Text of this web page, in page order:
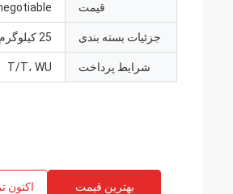
قیمت
جزئیات بسته بندی 25 کیلوگرم / طبل
شرایط پرداخت T/T، WU
بهترین قیمت اکنون